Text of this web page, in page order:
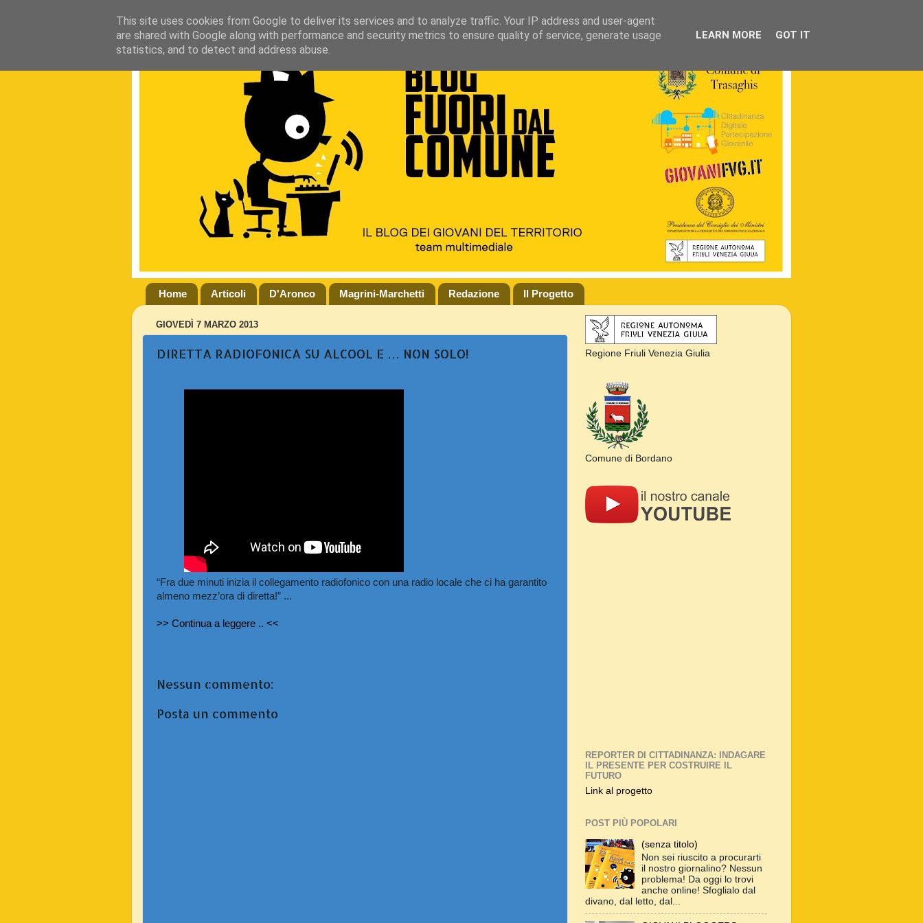
Home Articoli D'Aronco Magrini-Marchetti Redazione Il Progetto
GIOVEDÌ 7 MARZO 2013
DIRETTA RADIOFONICA SU ALCOOL E … NON SOLO!
“Fra due minuti inizia il collegamento radiofonico con una radio locale che ci ha garantito
almeno mezz’ora di diretta!” ...
>> Continua a leggere .. <<
Nessun commento:
Posta un commento
Regione Friuli Venezia Giulia
Comune di Bordano
REPORTER DI CITTADINANZA: INDAGARE
IL PRESENTE PER COSTRUIRE IL
FUTURO
Link al progetto
POST PIÙ POPOLARI
(senza titolo)
Non sei riuscito a procurarti
il nostro giornalino? Nessun
problema! Da oggi lo trovi
anche online! Sfoglialo dal
divano, dal letto, dal...
This site uses cookies from Google to deliver its services and to analyze traffic. Your IP address and user-agent
are shared with Google along with performance and security metrics to ensure quality of service, generate usage
statistics, and to detect and address abuse.
LEARN MORE GOT IT